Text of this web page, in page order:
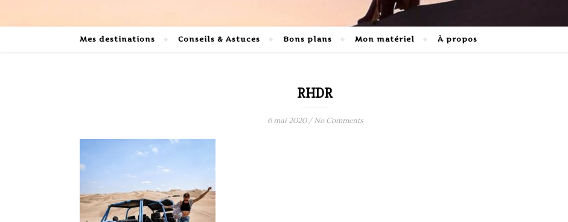
Mes destinations Conseils & Astuces Bons plans Mon matériel À propos
RHDR
6 mai 2020 / No Comments